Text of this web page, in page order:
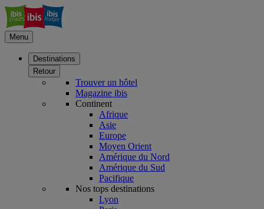
Menu
Destinations
Retour
Trouver un hôtel
Magazine ibis
Continent
Afrique
Asie
Europe
Moyen Orient
Amérique du Nord
Amérique du Sud
Pacifique
Nos tops destinations
Lyon